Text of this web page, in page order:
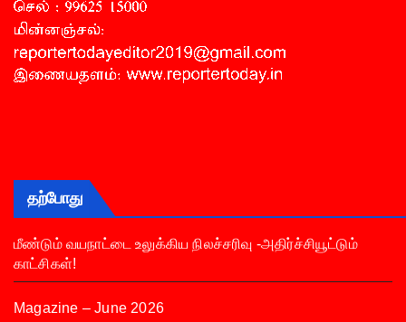
தற்போது
மீண்டும் வயநாட்டை உலுக்கிய நிலச்சரிவு -அதிர்ச்சியூட்டும்
காட்சிகள்!
Magazine – June 2026